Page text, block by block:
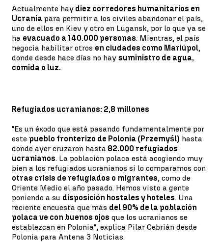
Actualmente hay diez corredores humanitarios en
Ucrania para permitir a los civiles abandonar el país,
uno de ellos en Kiev y otro en Lugansk, por lo que ya se
ha evacuado a 140.000 personas. Mientras, el país
negocia habilitar otros en ciudades como Mariúpol,
donde desde hace días no hay suministro de agua,
comida o luz.
Refugiados ucranianos: 2,8 millones
"Es un éxodo que está pasando fundamentalmente por
este pueblo fronterizo de Polonia (Przemyśl) hasta
donde ayer cruzaron hasta 82.000 refugiados
ucranianos. La población polaca está acogiendo muy
bien a los refugiados ucranianos si lo comparamos con
otras crisis de refugiados o migrantes, como de
Oriente Medio el año pasado. Hemos visto a gente
poniendo a su disposición hostales y hoteles. Una
reciente encuesta que más del 90% de la población
polaca ve con buenos ojos que los ucranianos se
establezcan en Polonia", explica Pilar Cebrián desde
Polonia para Antena 3 Noticias.